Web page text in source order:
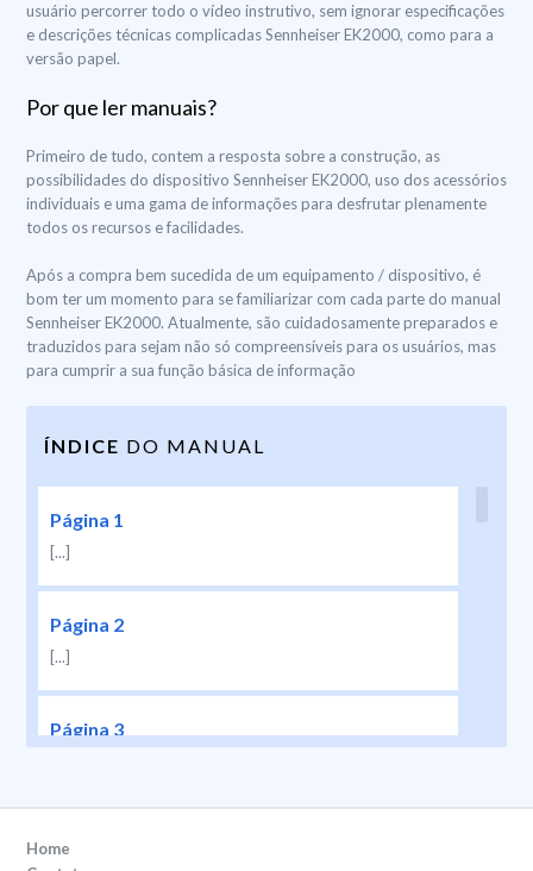
usuário percorrer todo o vídeo instrutivo, sem ignorar especificações
e descrições técnicas complicadas Sennheiser EK2000, como para a
versão papel.
Por que ler manuais?
Primeiro de tudo, contem a resposta sobre a construção, as
possibilidades do dispositivo Sennheiser EK2000, uso dos acessórios
individuais e uma gama de informações para desfrutar plenamente
todos os recursos e facilidades.
Após a compra bem sucedida de um equipamento / dispositivo, é
bom ter um momento para se familiarizar com cada parte do manual
Sennheiser EK2000. Atualmente, são cuidadosamente preparados e
traduzidos para sejam não só compreensíveis para os usuários, mas
para cumprir a sua função básica de informação
ÍNDICE DO MANUAL
Página 1
[...]
Página 2
[...]
Página 3
[...]
Home